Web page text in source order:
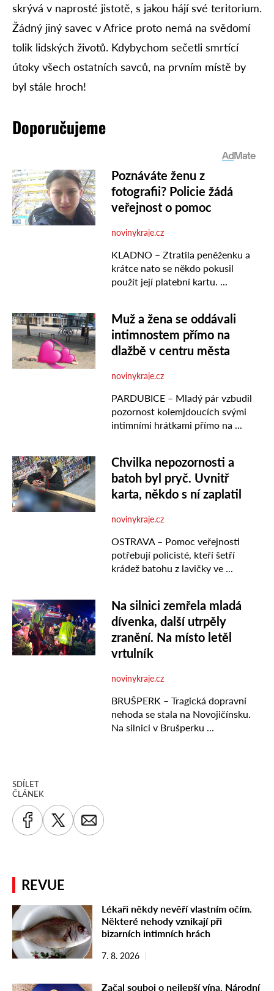
SDÍLET
ČLÁNEK
skrývá v naprosté jistotě, s jakou hájí své teritorium.
Žádný jiný savec v Africe proto nemá na svědomí
tolik lidských životů. Kdybychom sečetli smrtící
útoky všech ostatních savců, na prvním místě by
byl stále hroch!
Doporučujeme
REVUE
Lékaři někdy nevěří vlastním očím.
Některé nehody vznikají při
bizarních intimních hrách
7. 8. 2026
Začal souboj o nejlepší vína. Národní